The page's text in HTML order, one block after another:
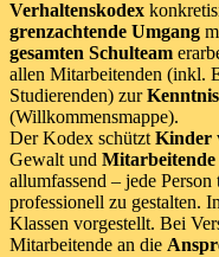
Verhaltenskodex
grenzachtende Umgang
gesamten Schulteam
allen Mitarbeitenden (inkl.
Studierenden) zur
(Willkommensmappe).
Der Kodex schützt Kinder
Gewalt und Mitarbeitende
allumfassend – jede
professionell zu gestalten.
Klassen vorgestellt. Bei
Mitarbeitende an die